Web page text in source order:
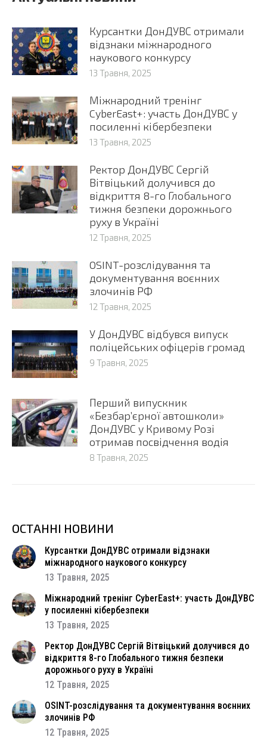
Курсантки ДонДУВС отримали
відзнаки міжнародного
наукового конкурсу
13 Травня, 2025
Міжнародний тренінг
CyberEast+: участь ДонДУВС у
посиленні кібербезпеки
13 Травня, 2025
Ректор ДонДУВС Сергій
Вітвіцький долучився до
відкриття 8-го Глобального
тижня безпеки дорожнього
руху в Україні
12 Травня, 2025
OSINT-розслідування та
документування воєнних
злочинів РФ
12 Травня, 2025
У ДонДУВС відбувся випуск
поліцейських офіцерів громад
9 Травня, 2025
Перший випускник
«Безбар’єрної автошколи»
ДонДУВС у Кривому Розі
отримав посвідчення водія
8 Травня, 2025
ОСТАННІ НОВИНИ
Курсантки ДонДУВС отримали відзнаки
міжнародного наукового конкурсу
13 Травня, 2025
Міжнародний тренінг CyberEast+: участь ДонДУВС
у посиленні кібербезпеки
13 Травня, 2025
Ректор ДонДУВС Сергій Вітвіцький долучився до
відкриття 8-го Глобального тижня безпеки
дорожнього руху в Україні
12 Травня, 2025
OSINT-розслідування та документування воєнних
злочинів РФ
12 Травня, 2025